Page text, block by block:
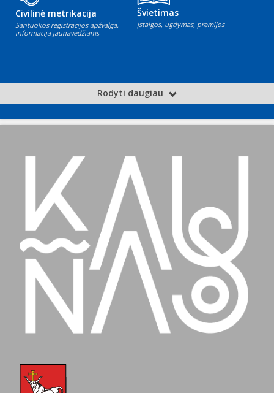
Civilinė metrikacija
Santuokos registracijos apžvalga,
informacija jaunavedžiams
Švietimas
Įstaigos, ugdymas, premijos
Rodyti daugiau